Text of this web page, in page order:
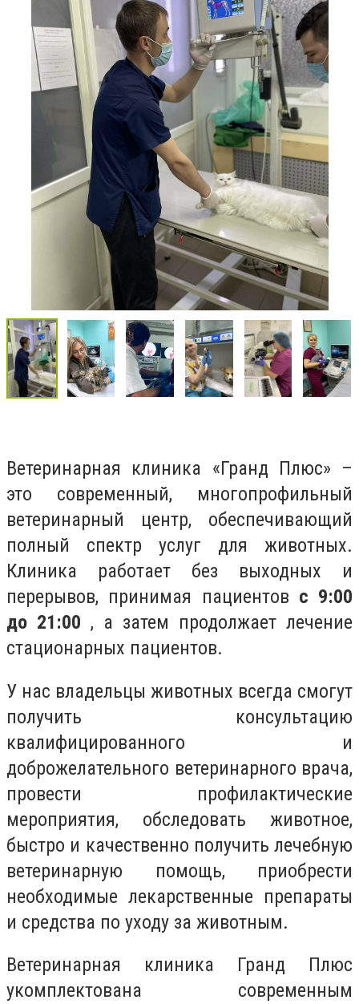
Ветеринарная клиника «Гранд Плюс» –
это современный, многопрофильный
ветеринарный центр, обеспечивающий
полный спектр услуг для животных.
Клиника работает без выходных и
перерывов, принимая пациентов с 9:00
до 21:00 , а затем продолжает лечение
стационарных пациентов.
У нас владельцы животных всегда смогут
получить консультацию
квалифицированного и
доброжелательного ветеринарного врача,
провести профилактические
мероприятия, обследовать животное,
быстро и качественно получить лечебную
ветеринарную помощь, приобрести
необходимые лекарственные препараты
и средства по уходу за животным.
Ветеринарная клиника Гранд Плюс
укомплектована современным